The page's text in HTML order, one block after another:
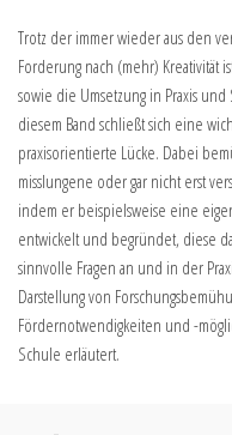
Trotz der immer wieder aus den
Forderung nach (mehr) Kreativität
sowie die Umsetzung in Praxis
diesem Band schließt sich eine
praxisorientierte Lücke. Dabei
misslungene oder gar nicht erst
indem er beispielsweise eine
entwickelt und begründet, diese
sinnvolle Fragen an und in der
Darstellung von
Fördernotwendigkeiten und -
Schule erläutert.